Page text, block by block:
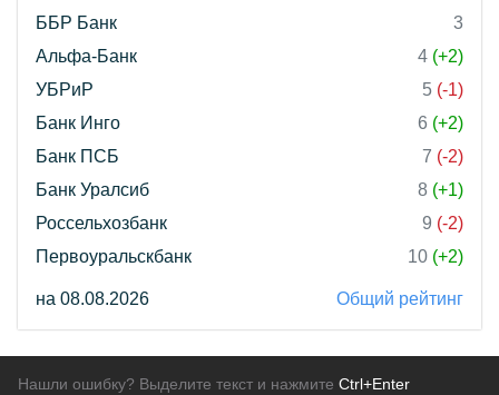
ББР Банк
3
Альфа-Банк
4 (+2)
УБРиР
5 (-1)
Банк Инго
6 (+2)
Банк ПСБ
7 (-2)
Банк Уралсиб
8 (+1)
Россельхозбанк
9 (-2)
Первоуральскбанк
10 (+2)
на 08.08.2026 Общий рейтинг
Нашли ошибку? Выделите текст и нажмите Ctrl+Enter